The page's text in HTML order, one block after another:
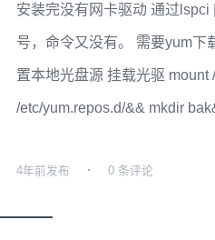
安装完没有网卡驱动 通过lspci
号，命令又没有。 需要yum下
置本地光盘源 挂载光驱 mount
/etc/yum.repos.d/&& mkdir
4年前发布 0 条评论